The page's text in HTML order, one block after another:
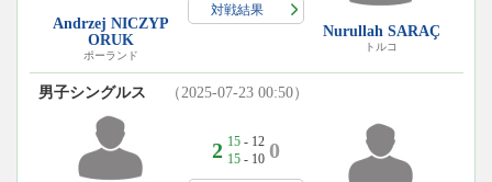
Andrzej NICZYP
ORUK
ポーランド
対戦結果
Nurullah SARAÇ
トルコ
男子シングルス （2025-07-23 00:50）
2 15- 12
15- 10 0